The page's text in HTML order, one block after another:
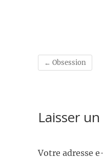
← Obsession
Laisser
Votre adresse